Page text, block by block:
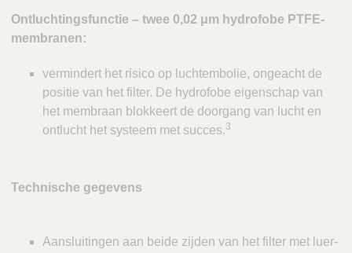
Ontluchtingsfunctie – twee 0,02 μm hydrofobe PTFE-
membranen:
vermindert het risico op luchtembolie, ongeacht de
positie van het filter. De hydrofobe eigenschap van
het membraan blokkeert de doorgang van lucht en
ontlucht het systeem met succes.3
Technische gegevens
Aansluitingen aan beide zijden van het filter met luer-